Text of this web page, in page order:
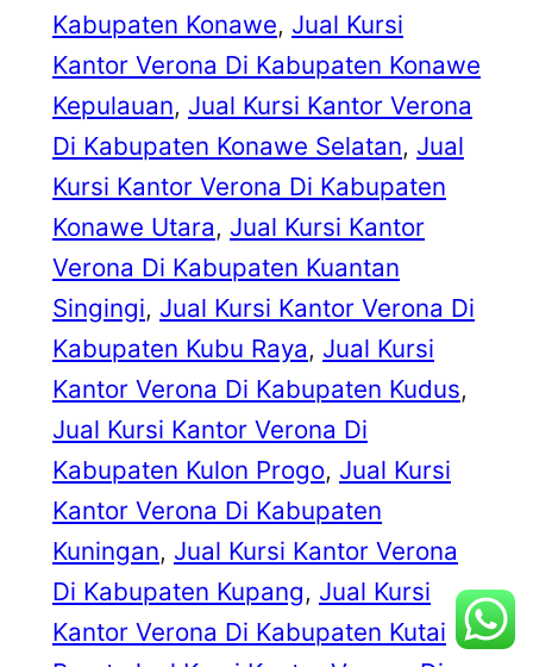
Kabupaten Konawe, Jual Kursi
Kantor Verona Di Kabupaten Konawe
Kepulauan, Jual Kursi Kantor Verona
Di Kabupaten Konawe Selatan, Jual
Kursi Kantor Verona Di Kabupaten
Konawe Utara, Jual Kursi Kantor
Verona Di Kabupaten Kuantan
Singingi, Jual Kursi Kantor Verona Di
Kabupaten Kubu Raya, Jual Kursi
Kantor Verona Di Kabupaten Kudus
Jual Kursi Kantor Verona Di
Kabupaten Kulon Progo, Jual Kursi
Kantor Verona Di Kabupaten
Kuningan, Jual Kursi Kantor Verona
Di Kabupaten Kupang, Jual Kursi
Kantor Verona Di Kabupaten Kutai